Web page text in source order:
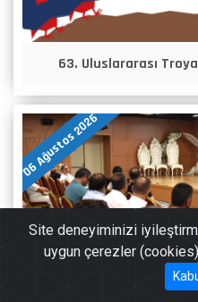
63. Uluslararası
06 Ağustos 2026
Toplu Konut ve
Site deneyiminizi
uygun çerezler